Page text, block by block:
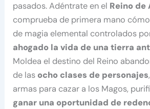
pasados. Adéntrate en el Reino
comprueba de primera mano
de magia elemental controlados
ahogado la vida de una tierra
Moldea el destino del Reino
de las ocho clases de personajes
armas para cazar a los Magos,
ganar una oportunidad de